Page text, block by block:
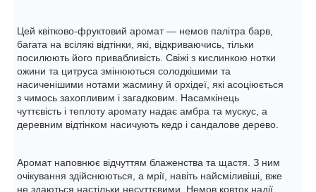
Цей квітково-фруктовий аромат — немов палітра барв,
багата на всілякі відтінки, які, відкриваючись, тільки
посилюють його привабливість. Свіжі з кислинкою нотки
ожини та цитруса змінюються солодкішими та
насиченішими нотами жасмину й орхідеї, які асоціюється
з чимось захопливим і загадковим. Насамкінець
чуттєвість і теплоту аромату надає амбра та мускус, а
деревним відтінком насичують кедр і сандалове дерево.
Аромат наповнює відчуттям блаженства та щастя. З ним
очікування здійснюються, а мрії, навіть найсміливіші, вже
не здаються настільки несуттєвими. Немов ковток надії,